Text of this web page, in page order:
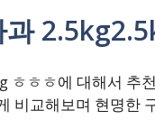
ㅎㅎㅎ에 대해서 추
비교해보며 현명한